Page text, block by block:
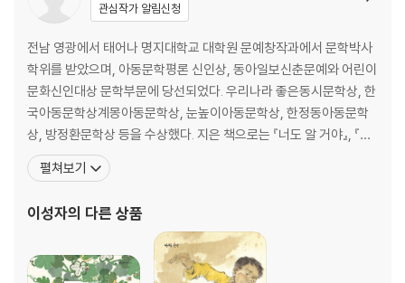
4부 비가 갠 오후
무릎 흉터/고모 생각/정말 미안해서/할머니의 못/내 맘도 모르고/언니 미
안해/할머니 홍시/비가 갠 오후/왕거미/멋진 한마디/동태 눈/양파 삼촌/
꽃다발/소망
5부 밤송이 할머니
무안 백로마을/끄덕이/바람꽃/수목장/묵정밭/안과 밖/도깨비 우리 형/비
비추/거울 속 아이/밤송이 할머니/무가 하는 말/한눈팔다가/미안해
해설
생각의 집, 생각의 밭, 생각의 숲 -박두순(동시작가, 시인)
관심작가 알림신청
전남 영광에서 태어나 명지대학교 대학원 문예창작과에서 문학박사
학위를 받았으며, 아동문학평론 신인상, 동아일보신춘문예와 어린이
문화신인대상 문학부문에 당선되었다. 우리나라 좋은동시문학상, 한
국아동문학상계몽아동문학상, 눈높이아동문학상, 한정동아동문학
상, 방정환문학상 등을 수상했다. 지은 책으로는 『너도 알 거야』, 『키
다리가 되었다가 난쟁이가 되었다가』, 『입안이 근질근질』, 『손가락
체온계』, 『엉덩이에 뿔 났다』, 『피었다 활짝 피었다!』, 『내 친구 용환
안에 있어!』, 동화집으로는 『주꾸미 엄마』, 『
펼쳐보기
이성자의 다른 상품